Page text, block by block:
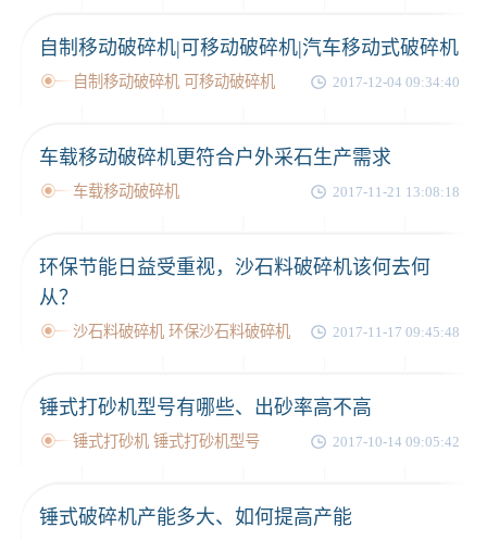
自制移动破碎机|可移动破碎机|汽车移动式破碎机
自制移动破碎机 可移动破碎机 2017-12-04 09:34:40
车载移动破碎机更符合户外采石生产需求
车载移动破碎机 2017-11-21 13:08:18
环保节能日益受重视，沙石料破碎机该何去何
从？
沙石料破碎机 环保沙石料破碎机 2017-11-17 09:45:48
锤式打砂机型号有哪些、出砂率高不高
锤式打砂机 锤式打砂机型号 2017-10-14 09:05:42
锤式破碎机产能多大、如何提高产能